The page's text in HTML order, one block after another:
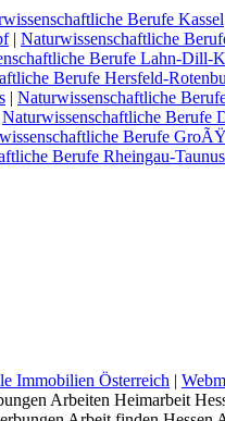
Berufe Kassel
| Naturwissenschaftliche
Berufe Lahn-Dill-
Berufe Hersfeld-
| Naturwissenschaftliche
Naturwissenschaftliche Berufe
Berufe
Berufe Rheingau-
Immobilien Österreich |
Arbeiten Heimarbeit